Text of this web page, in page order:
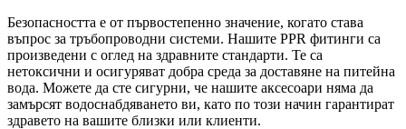
Безопасността е от първостепенно значение, когато става
въпрос за тръбопроводни системи. Нашите PPR фитинги са
произведени с оглед на здравните стандарти. Те са
нетоксични и осигуряват добра среда за доставяне на питейна
вода. Можете да сте сигурни, че нашите аксесоари няма да
замърсят водоснабдяването ви, като по този начин гарантират
здравето на вашите близки или клиенти.